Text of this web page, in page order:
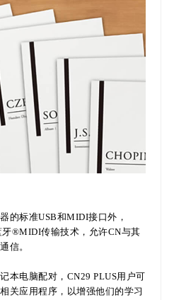
的标准USB和MIDI接口外，
牙®MIDI传输技术，允许CN与其
信。
本电脑配对，CN29 PLUS用户可
关应用程序，以增强他们的学习